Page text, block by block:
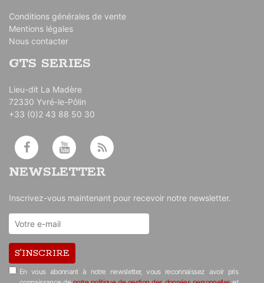
Conditions générales de vente
Mentions légales
Nous contacter
GTS SERIES
Lieu-dit La Madère
72330 Yvré-le-Pôlin
+33 (0)2 43 88 50 30
NEWSLETTER
Inscrivez-vous maintenant pour recevoir notre newsletter.
S'INSCRIRE
En vous abonnant à notre newsletter, vous reconnaissez avoir pris